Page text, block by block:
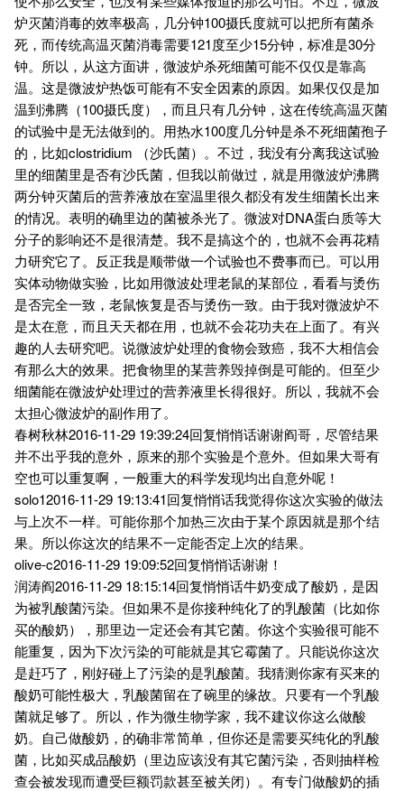
炉灭菌消毒的效率极高，几分钟100摄氏度就可以把所有菌杀
死，而传统高温灭菌消毒需要121度至少15分钟，标准是30分
钟。所以，从这方面讲，微波炉杀死细菌可能不仅仅是靠高
温。这是微波炉热饭可能有不安全因素的原因。如果仅仅是加
温到沸腾（100摄氏度），而且只有几分钟，这在传统高温灭菌
的试验中是无法做到的。用热水100度几分钟是杀不死细菌孢子
的，比如clostridium （沙氏菌）。不过，我没有分离我这试验
里的细菌里是否有沙氏菌，但我以前做过，就是用微波炉沸腾
两分钟灭菌后的营养液放在室温里很久都没有发生细菌长出来
的情况。表明的确里边的菌被杀光了。微波对DNA蛋白质等大
分子的影响还不是很清楚。我不是搞这个的，也就不会再花精
力研究它了。反正我是顺带做一个试验也不费事而已。可以用
实体动物做实验，比如用微波处理老鼠的某部位，看看与烫伤
是否完全一致，老鼠恢复是否与烫伤一致。由于我对微波炉不
是太在意，而且天天都在用，也就不会花功夫在上面了。有兴
趣的人去研究吧。说微波炉处理的食物会致癌，我不大相信会
有那么大的效果。把食物里的某营养毁掉倒是可能的。但至少
细菌能在微波炉处理过的营养液里长得很好。所以，我就不会
太担心微波炉的副作用了。
春树秋林2016-11-29 19:39:24回复悄悄话谢谢阎哥，尽管结果
并不出乎我的意外，原来的那个实验是个意外。但如果大哥有
空也可以重复啊，一般重大的科学发现均出自意外呢！
solo12016-11-29 19:13:41回复悄悄话我觉得你这次实验的做法
与上次不一样。可能你那个加热三次由于某个原因就是那个结
果。所以你这次的结果不一定能否定上次的结果。
olive-c2016-11-29 19:09:52回复悄悄话谢谢！
润涛阎2016-11-29 18:15:14回复悄悄话牛奶变成了酸奶，是因
为被乳酸菌污染。但如果不是你接种纯化了的乳酸菌（比如你
买的酸奶），那里边一定还会有其它菌。你这个实验很可能不
能重复，因为下次污染的可能就是其它霉菌了。只能说你这次
是赶巧了，刚好碰上了污染的是乳酸菌。我猜测你家有买来的
酸奶可能性极大，乳酸菌留在了碗里的缘故。只要有一个乳酸
菌就足够了。所以，作为微生物学家，我不建议你这么做酸
奶。自己做酸奶，的确非常简单，但你还是需要买纯化的乳酸
菌，比如买成品酸奶（里边应该没有其它菌污染，否则抽样检
查会被发现而遭受巨额罚款甚至被关闭）。有专门做酸奶的插